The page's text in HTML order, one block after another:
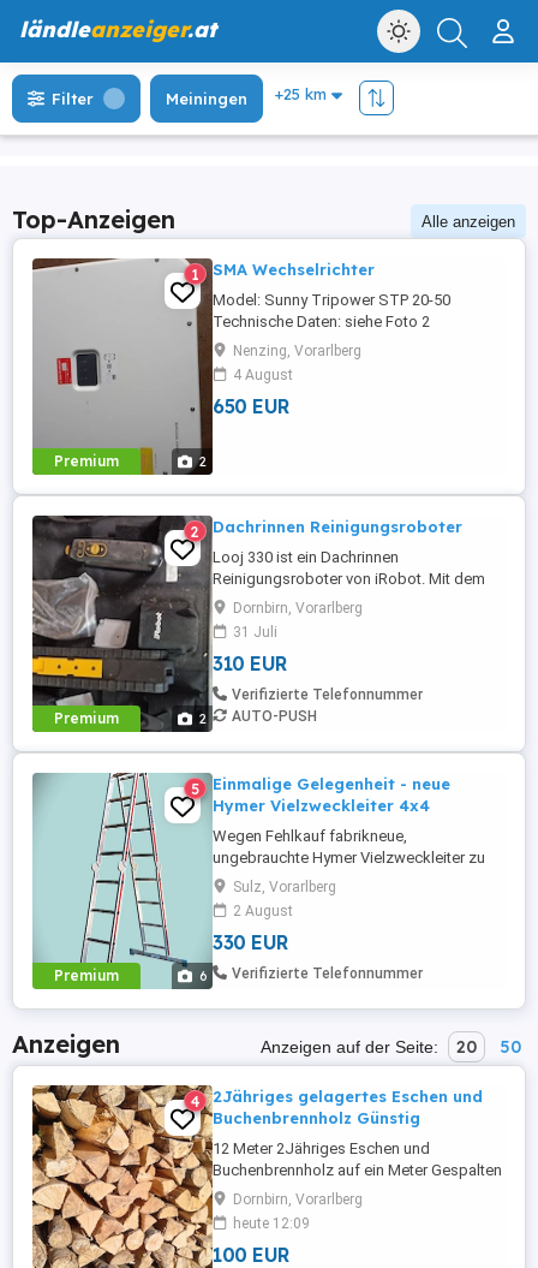
ländleanzeiger.at
Filter Meiningen
Top-Anzeigen Alle anzeigen
Premium 2
1 SMA Wechselrichter
Model: Sunny Tripower STP 20-50
Technische Daten: siehe Foto 2
Nenzing, Vorarlberg
4 August
650 EUR
Premium 2
2 Dachrinnen Reinigungsroboter
Looj 330 ist ein Dachrinnen
Reinigungsroboter von iRobot. Mit dem
Roboter wird die Dachrinnenreinigung
zum Kinderspiel. Das Gerät, ist in der Lage
Moos, Laub Blätter und Eicheln oder
weitere Verunreinigungen aus den
Dachrinnen zu entfernen. Wenig
gebraucht. Guter Zustand. Video:
Dornbirn, Vorarlberg
31 Juli
310 EUR
Verifizierte Telefonnummer
AUTO-PUSH
Premium 6
5
Einmalige Gelegenheit - neue
Hymer Vielzweckleiter 4x4
Wegen Fehlkauf fabrikneue,
ungebrauchte Hymer Vielzweckleiter zu
verkaufen: 4x4 Sprossen, deutsche
Markenqualität, platzsparend, mit
Bügelgelenken einfach zu bedienen,
zusammengeklappt 1,2x0,8x0,3 m,
Gewicht 14,6 kg Superpreis! (Neupreis ca.
kursieren im Internet ebenso ...
Sulz, Vorarlberg
2 August
330 EUR
Verifizierte Telefonnummer
Anzeigen Anzeigen auf der Seite: 20 50
4
2Jähriges gelagertes Eschen und
Buchenbrennholz Günstig
12 Meter 2Jähriges Eschen und
Buchenbrennholz auf ein Meter Gespalten
Günstig der Meter um 98 bei Abnahme der
ganzen Holzbieg, Selbstabholung in
Halterdorf Dornbirn.
Dornbirn, Vorarlberg
heute 12:09
100 EUR